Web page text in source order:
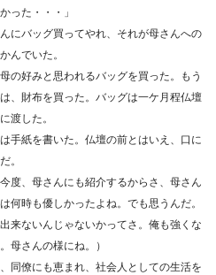
った・・・」
にバッグ買ってやれ、それが母さんへの
んでいた。
の好みと思われるバッグを買った。もう
、財布を買った。バッグは一ケ月程仏壇
渡した。
手紙を書いた。仏壇の前とはいえ、口に
。
度、母さんにも紹介するからさ、母さん
何時も優しかったよね。でも思うんだ。
来ないんじゃないかってさ。俺も強くな
母さんの様にね。）
同僚にも恵まれ、社会人としての生活を